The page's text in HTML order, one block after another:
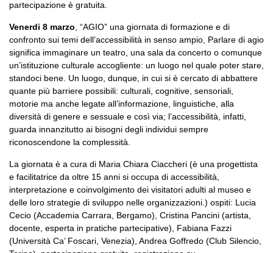
partecipazione è gratuita.
Venerdi 8 marzo , “AGIO” una giornata di formazione e di
confronto sui temi dell’accessibilità in senso ampio, Parlare di agio
significa immaginare un teatro, una sala da concerto o comunque
un’istituzione culturale accogliente: un luogo nel quale poter stare,
standoci bene. Un luogo, dunque, in cui si è cercato di abbattere
quante più barriere possibili: culturali, cognitive, sensoriali,
motorie ma anche legate all’informazione, linguistiche, alla
diversità di genere e sessuale e così via; l’accessibilità, infatti,
guarda innanzitutto ai bisogni degli individui sempre
riconoscendone la complessità.
La giornata è a cura di Maria Chiara Ciaccheri (è una progettista
e facilitatrice da oltre 15 anni si occupa di accessibilità,
interpretazione e coinvolgimento dei visitatori adulti al museo e
delle loro strategie di sviluppo nelle organizzazioni.) ospiti: Lucia
Cecio (Accademia Carrara, Bergamo), Cristina Pancini (artista,
docente, esperta in pratiche partecipative), Fabiana Fazzi
(Università Ca’ Foscari, Venezia), Andrea Goffredo (Club Silencio,